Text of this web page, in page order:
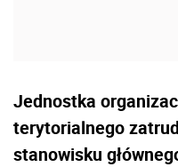
Jednostka
terytorialnego
stanowisku